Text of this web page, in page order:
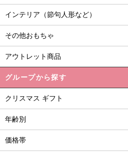
インテリア（節句人形など）
その他おもちゃ
アウトレット商品
グループから探す
クリスマス ギフト
年齢別
価格帯